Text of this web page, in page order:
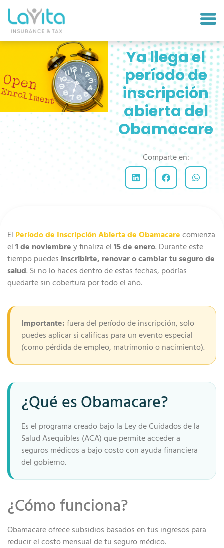
Ya llega el
período de
inscripción
abierta del
Obamacare
Comparte en:
El Período de Inscripción Abierta de Obamacare comienza
el 1 de noviembre y finaliza el 15 de enero. Durante este
tiempo puedes inscribirte, renovar o cambiar tu seguro de
salud. Si no lo haces dentro de estas fechas, podrías
quedarte sin cobertura por todo el año.
Importante: fuera del período de inscripción, solo
puedes aplicar si calificas para un evento especial
(como pérdida de empleo, matrimonio o nacimiento).
¿Qué es Obamacare?
Es el programa creado bajo la Ley de Cuidados de la
Salud Asequibles (ACA) que permite acceder a
seguros médicos a bajo costo con ayuda financiera
del gobierno.
¿Cómo funciona?
Obamacare ofrece subsidios basados en tus ingresos para
reducir el costo mensual de tu seguro médico.